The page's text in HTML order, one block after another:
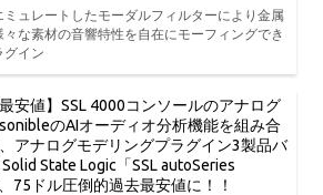
ュレートしたモーダルフィルターにより金属
な素材の音響特性を自在にモーフィングでき
グイン
最安値】SSL 4000コンソールのアナログ
のAIオーディオ分析機能を組み合
アナログモデリングプラグイン3製品バ
State Logic「SSL autoSeries
75ドル圧倒的過去最安値に！！